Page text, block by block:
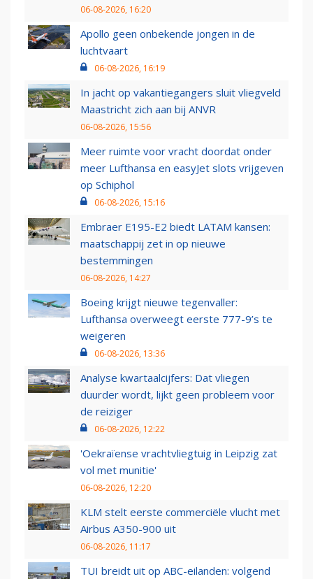
06-08-2026, 16:20
Apollo geen onbekende jongen in de
luchtvaart
06-08-2026, 16:19
In jacht op vakantiegangers sluit vliegveld
Maastricht zich aan bij ANVR
06-08-2026, 15:56
Meer ruimte voor vracht doordat onder
meer Lufthansa en easyJet slots vrijgeven
op Schiphol
06-08-2026, 15:16
Embraer E195-E2 biedt LATAM kansen:
maatschappij zet in op nieuwe
bestemmingen
06-08-2026, 14:27
Boeing krijgt nieuwe tegenvaller:
Lufthansa overweegt eerste 777-9’s te
weigeren
06-08-2026, 13:36
Analyse kwartaalcijfers: Dat vliegen
duurder wordt, lijkt geen probleem voor
de reiziger
06-08-2026, 12:22
'Oekraïense vrachtvliegtuig in Leipzig zat
vol met munitie'
06-08-2026, 12:20
KLM stelt eerste commerciële vlucht met
Airbus A350-900 uit
06-08-2026, 11:17
TUI breidt uit op ABC-eilanden: volgend